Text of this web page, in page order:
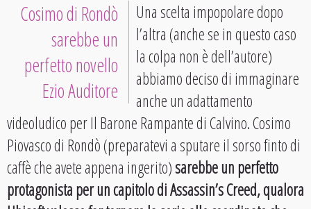
Cosimo di Rondò
sarebbe un
perfetto novello
Ezio Auditore
Una scelta impopolare dopo
l’altra (anche se in questo caso
la colpa non è dell’autore)
abbiamo deciso di immaginare
anche un adattamento
videoludico per Il Barone Rampante di Calvino. Cosimo
Piovasco di Rondò (preparatevi a sputare il sorso finto di
caffè che avete appena ingerito)sarebbe un perfetto
protagonista per un capitolo di Assassin’s Creed, qualora